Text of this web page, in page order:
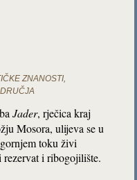
ZNANOSTI,
Jader, rječica kraj
Mosora, ulijeva se u
toku živi
i ribogojilište.